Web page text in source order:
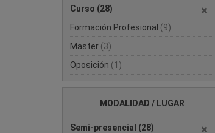
Curso (28)
Formación Profesional (9)
Master (3)
Oposición (1)
MODALIDAD / LUGAR
Semi-presencial (28)